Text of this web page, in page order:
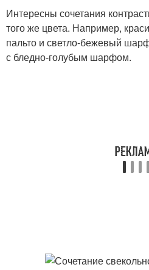
Интересны сочетания
того же цвета. Например,
пальто и светло-бежевый
с бледно-голубым шарфом.